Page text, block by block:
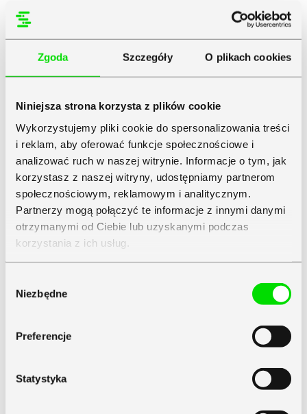
Zgoda Szczegóły O plikach cookies
Niniejsza strona korzysta z plików cookie
Wykorzystujemy pliki cookie do spersonalizowania treści
i reklam, aby oferować funkcje społecznościowe i
analizować ruch w naszej witrynie. Informacje o tym, jak
korzystasz z naszej witryny, udostępniamy partnerom
społecznościowym, reklamowym i analitycznym.
Partnerzy mogą połączyć te informacje z innymi danymi
otrzymanymi od Ciebie lub uzyskanymi podczas
korzystania z ich usług.
zgody
Niezbędne
Preferencje
Statystyka